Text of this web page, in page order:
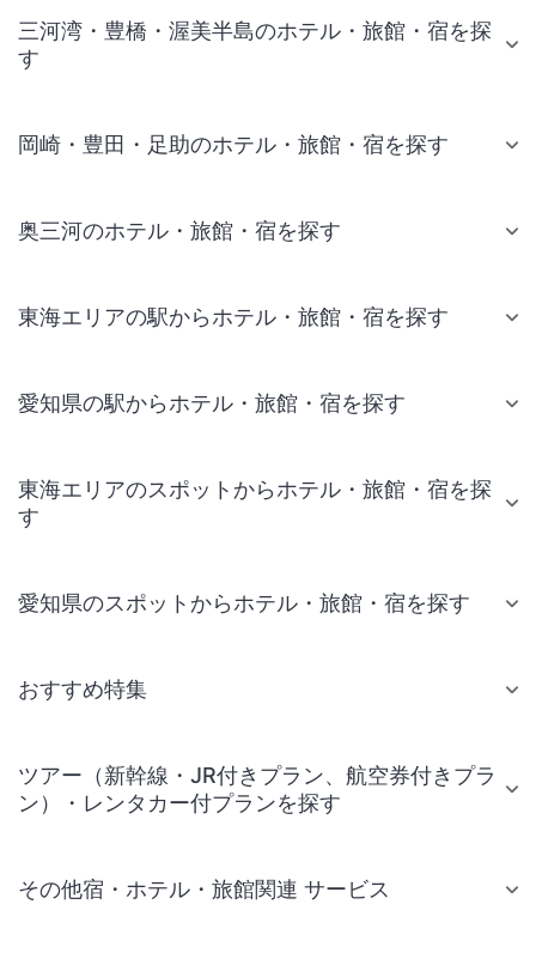
三河湾・豊橋・渥美半島のホテル・旅館・宿を探
す
岡崎・豊田・足助のホテル・旅館・宿を探す
奥三河のホテル・旅館・宿を探す
東海エリアの駅からホテル・旅館・宿を探す
愛知県の駅からホテル・旅館・宿を探す
東海エリアのスポットからホテル・旅館・宿を探
す
愛知県のスポットからホテル・旅館・宿を探す
おすすめ特集
ツアー（新幹線・JR付きプラン、航空券付きプラ
ン）・レンタカー付プランを探す
その他宿・ホテル・旅館関連 サービス